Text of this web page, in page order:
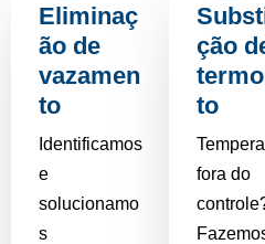
Eliminaç
ão de
vazamen
to
Identificamos
e
solucionamo
s
ção
to
fora do